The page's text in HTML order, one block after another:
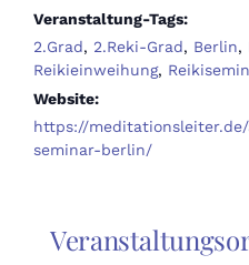
Veranstaltung-Tags:
2.Grad, 2.Reki-Grad, Berlin,
Reikieinweihung,
Website:
https://
seminar-berlin/